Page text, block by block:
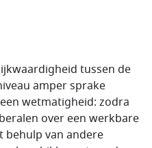
tussen de
amper sprake
wetmatigheid: zodra
over een werkbare
behulp van andere